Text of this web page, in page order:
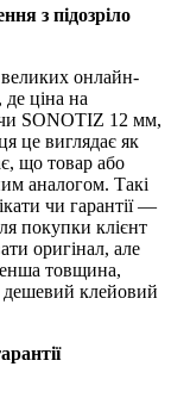
з підозріло
онлайн-
де ціна на
чи SONOTIZ 12 мм,
це виглядає як
що товар або
аналогом. Такі
чи гарантії —
покупки клієнт
оригінал, але
товщина,
дешевий клейовий